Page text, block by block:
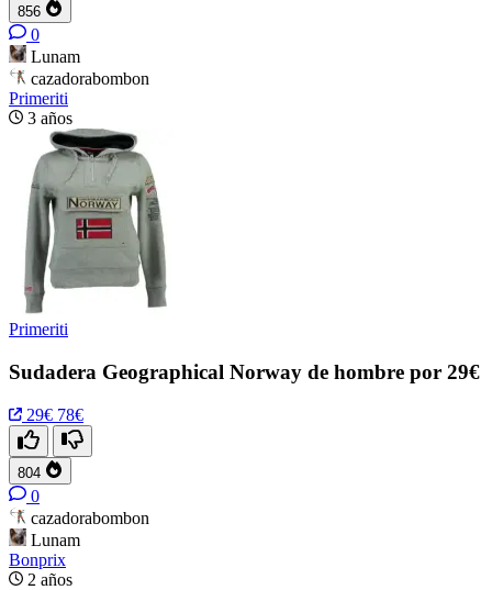
856
0
Lunam
cazadorabombon
Primeriti
3 años
Primeriti
Sudadera Geographical Norway de hombre por 29€
29€ 78€
804
0
cazadorabombon
Lunam
Bonprix
2 años